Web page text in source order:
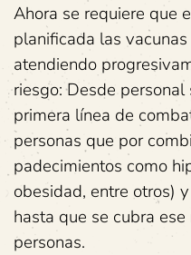
Ahora se requiere que
planificada las
atendiendo
riesgo: Desde
primera línea de
personas que por
padecimientos como
obesidad, entre otros)
hasta que se cubra
personas.